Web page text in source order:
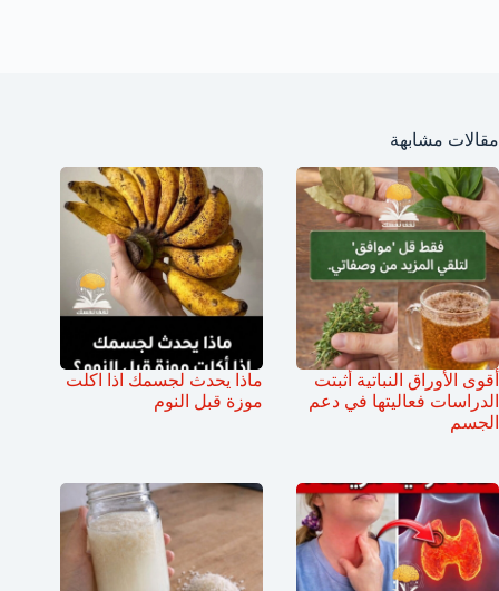
مقالات مشابهة
أقوى الأوراق النباتية أثبتت
الدراسات فعاليتها في دعم
الجسم
ماذا يحدث لجسمك اذا اكلت
موزة قبل النوم